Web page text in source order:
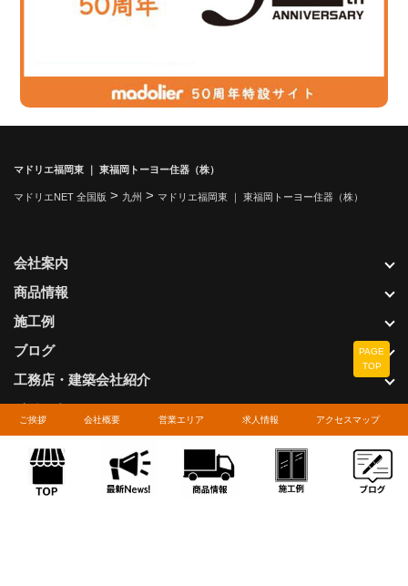
PAGE
TOP
ご挨拶 会社概要 営業エリア 求人情報 アクセスマップ
マドリエ福岡東 ｜ 東福岡トーヨー住器（株）
マドリエNET 全国版 > 九州 > マドリエ福岡東 ｜ 東福岡トーヨー住器（株）
会社案内
商品情報
施工例
ブログ
工務店・建築会社紹介
イベント
キャンペーン
フリースペース
リンク